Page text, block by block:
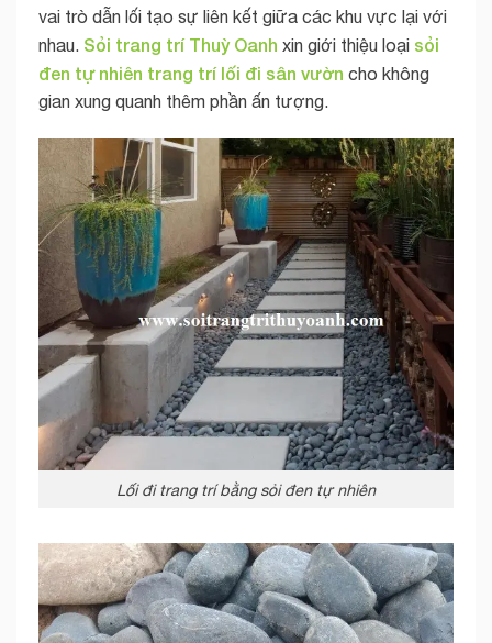
vai trò dẫn lối tạo sự liên kết giữa các khu vực lại với
nhau. Sỏi trang trí Thuỳ Oanh xin giới thiệu loại sỏi
đen tự nhiên trang trí lối đi sân vườn cho không
gian xung quanh thêm phần ấn tượng.
Lối đi trang trí bằng sỏi đen tự nhiên